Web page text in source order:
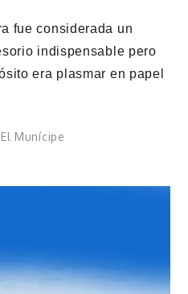
fue considerada un
indispensable pero
era plasmar en papel
El Munícipe